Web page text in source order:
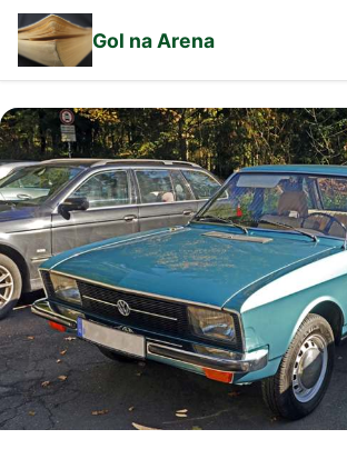
Gol na Arena